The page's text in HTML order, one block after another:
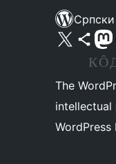
Српски
Visit our X (formerly Twitter)
Посетите наш Bluesky
Visit
The
WordPress